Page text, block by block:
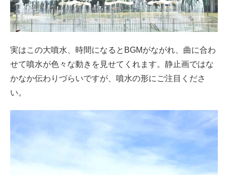
実はこの大噴水、時間になるとBGMがながれ、曲に合わ
せて噴水が色々な動きを見せてくれます。静止画ではな
かなか伝わりづらいですが、噴水の形にご注目くださ
い。